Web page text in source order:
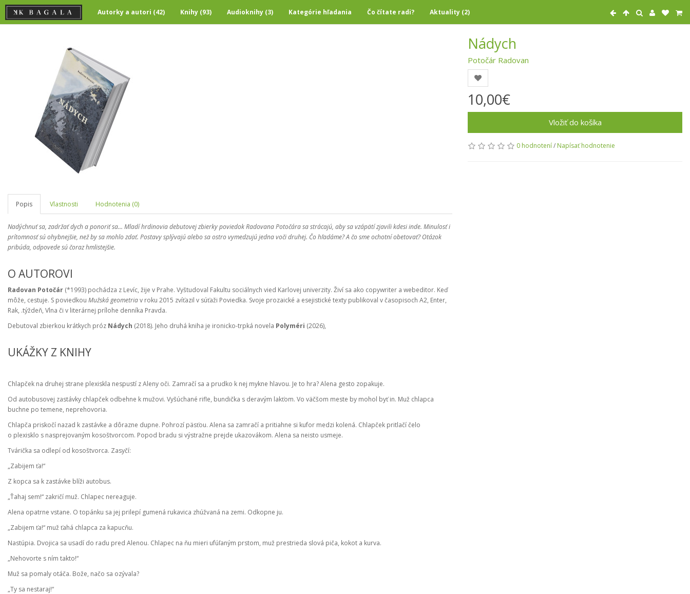
Autorky a autori (42) Knihy (93) Audioknihy (3) Kategórie hľadania Čo čítate radi? Aktuality (2)
Popis Vlastnosti Hodnotenia (0)
Nadýchnuť sa, zadržať dych a ponoriť sa... Mladí hrdinovia debutovej zbierky poviedok Radovana Potočára sa strácajú, aby sa vzápätí zjavili kdesi inde. Minulosť i
prítomnosť sú ohybnejšie, než by sa mohlo zdať. Postavy splývajú alebo sa ostro vymedzujú jedna voči druhej. Čo hľadáme? A čo sme ochotní obetovať? Otázok
pribúda, odpovede sú čoraz hmlistejšie.
O AUTOROVI
Radovan Potočár (*1993) pochádza z Levíc, žije v Prahe. Vyštudoval Fakultu sociálnych vied Karlovej univerzity. Živí sa ako copywriter a webeditor. Keď
môže, cestuje. S poviedkou Mužská geometriav roku 2015 zvíťazil v súťaži Poviedka. Svoje prozaické a esejistické texty publikoval v časopisoch A2, Enter,
Rak, .týždeň, Vlna či v literárnej prílohe denníka Pravda.
Debutoval zbierkou krátkych próz Nádych (2018). Jeho druhá kniha je ironicko-trpká novela Polyméri (2026),
UKÁŽKY Z KNIHY
Chlapček na druhej strane plexiskla nespustí z Aleny oči. Zamračí sa a prudko k nej mykne hlavou. Je to hra? Alena gesto zopakuje.
Od autobusovej zastávky chlapček odbehne k mužovi. Vyšúchané rifle, bundička s deravým lakťom. Vo väčšom meste by mohol byť in. Muž chlapca
buchne po temene, neprehovoria.
Chlapča priskočí nazad k zastávke a dôrazne dupne. Pohrozí päsťou. Alena sa zamračí a pritiahne si kufor medzi kolená. Chlapček pritlačí čelo
o plexisklo s nasprejovaným kosoštvorcom. Popod bradu si výstražne prejde ukazovákom. Alena sa neisto usmeje.
Tvárička sa odlepí od kosoštvorca. Zasyčí:
„Zabijem ťa!“
Z kopca sa k zastávke blíži autobus.
„Ťahaj sem!“ zakričí muž. Chlapec nereaguje.
Alena opatrne vstane. O topánku sa jej prilepí gumená rukavica zhúžvaná na zemi. Odkopne ju.
„Zabijem ťa!“ muž ťahá chlapca za kapucňu.
Nastúpia. Dvojica sa usadí do radu pred Alenou. Chlapec na ňu mieri ufúľaným prstom, muž prestrieda slová piča, kokot a kurva.
„Nehovorte s ním takto!“
Muž sa pomaly otáča. Bože, načo sa ozývala?
„Ty sa nestaraj!“
Nádych
Potočár Radovan
10,00€
Vložiť do košíka
0 hodnotení/ Napísať hodnotenie